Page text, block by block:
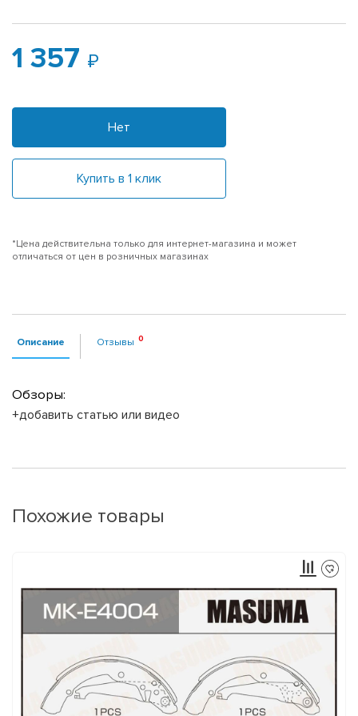
1 357
Нет
Купить в 1 клик
*Цена действительна только для интернет-магазина и может
отличаться от цен в розничных магазинах
Описание Отзывы
Обзоры:
+добавить статью или видео
Похожие товары